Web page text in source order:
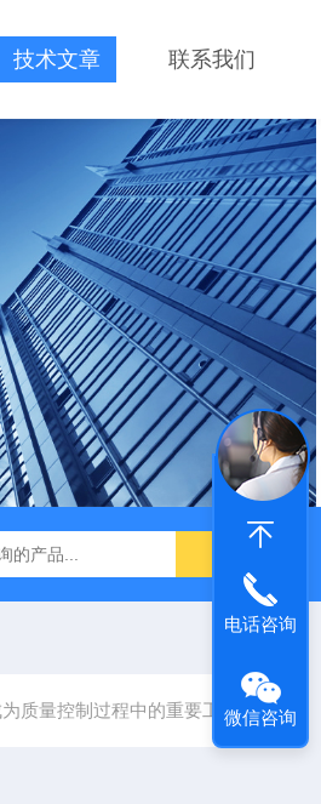
技术文章 联系我们
手持式X荧光光谱仪
质量控制过程中的重要工具
电话咨询
微信咨询